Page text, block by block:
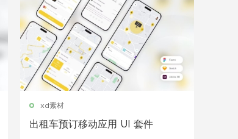
xd素材
出租车预订移动应用 UI 套件